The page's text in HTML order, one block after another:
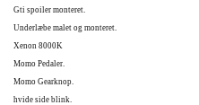
Gti spoiler monteret.
Underlæbe malet og monteret.
Xenon 8000K
Momo Pedaler.
Momo Gearknop.
hvide side blink.